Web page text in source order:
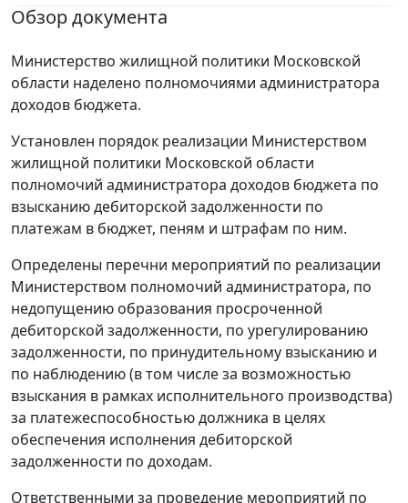
Обзор документа
Министерство жилищной политики Московской
области наделено полномочиями администратора
доходов бюджета.
Установлен порядок реализации Министерством
жилищной политики Московской области
полномочий администратора доходов бюджета по
взысканию дебиторской задолженности по
платежам в бюджет, пеням и штрафам по ним.
Определены перечни мероприятий по реализации
Министерством полномочий администратора, по
недопущению образования просроченной
дебиторской задолженности, по урегулированию
задолженности, по принудительному взысканию и
по наблюдению (в том числе за возможностью
взыскания в рамках исполнительного производства)
за платежеспособностью должника в целях
обеспечения исполнения дебиторской
задолженности по доходам.
Ответственными за проведение мероприятий по